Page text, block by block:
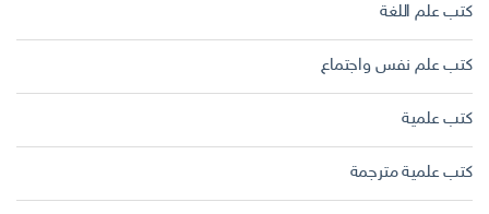
كتب علم اللغة
كتب علم نفس واجتماع
كتب علمية
كتب علمية مترجمة